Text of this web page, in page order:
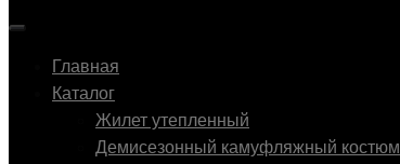
навигациюГлавная
Каталог
Жилет утепленный
Демисезонный камуфляжный костюм